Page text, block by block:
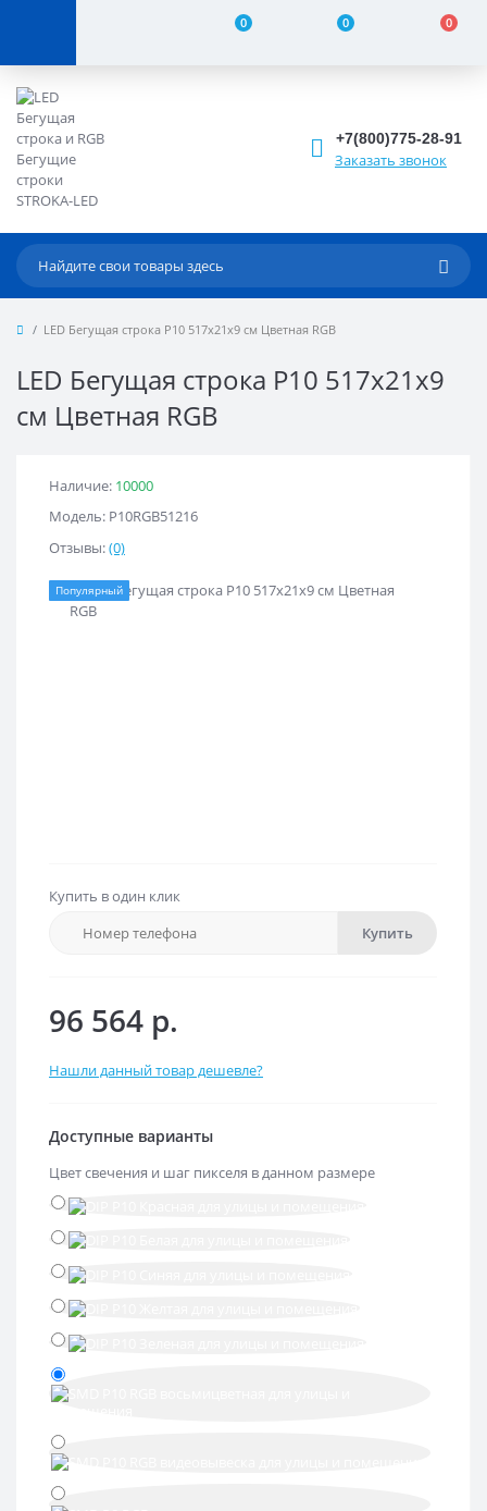
0 0 0
+7(800)775-28-91
Заказать звонок
LED Бегущая строка Р10 517x21x9 см Цветная RGB
LED Бегущая строка Р10 517x21x9
см Цветная RGB
Наличие: 10000
Модель: Р10RGB51216
Отзывы:(0)
Популярный
Купить в один клик
Купить
96 564 р.
Нашли данный товар дешевле?
Доступные варианты
Цвет свечения и шаг пикселя в данном размере